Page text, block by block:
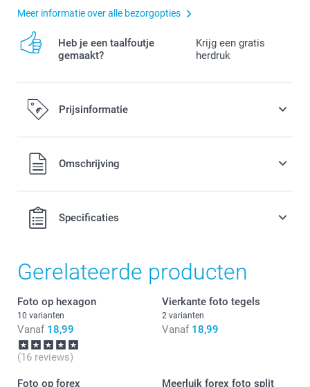
Meer informatie over alle bezorgopties
Heb je een taalfoutje
gemaakt?
Krijg een gratis
herdruk
Prijsinformatie
Alle prijzen zijn in EURO (€) inclusief BTW en exclusief
verzendkosten.Omschrijving
Specificaties
Gerelateerde producten
Foto op hexagon
10 varianten
Vanaf 18,99
(16 reviews)
Vierkante foto tegels
2 varianten
Vanaf 18,99
Foto op forex Meerluik forex foto split